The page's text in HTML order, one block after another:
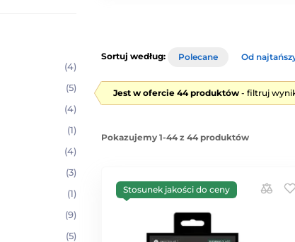
(4)
(5)
(4)
(1)
(4)
(3)
(1)
(9)
(5)
Sortuj według: Polecane Od
Jest w ofercie 44 produktów - filtruj
Pokazujemy 1-44 z 44 produktów
Stosunek jakości do ceny